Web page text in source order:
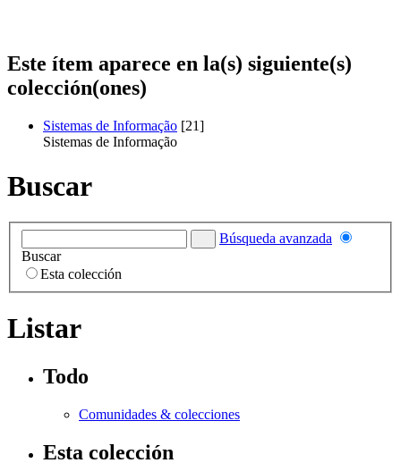
Este ítem aparece en la(s) siguiente(s)
colección(ones)
Sistemas de Informação [21]
Sistemas de Informação
Buscar
Búsqueda avanzada
Buscar
Esta colección
Listar
Todo
Comunidades & colecciones
Esta colección